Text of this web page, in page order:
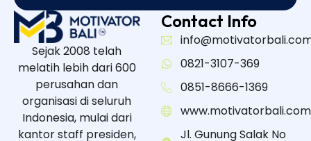
Sejak 2008 telah
melatih lebih dari 600
perusahan dan
organisasi di seluruh
Indonesia, mulai dari
kantor staff presiden,
Contact Info
0821-3107-369
0851-8666-1369
www.motivatorbali.com
Jl. Gunung Salak No